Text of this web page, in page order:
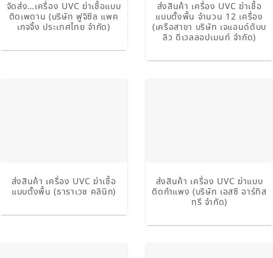
จัดส่ง…เครื่อง UVC ฆ่าเชื้อแบบ
ติดเพดาน (บริษัท ฟูจิซีล แพค
เกจจิ้ง ประเทศไทย จำกัด)
ส่งสินค้า เครื่อง UVC ฆ่าเชื้อ
แบบตั้งพื้น จำนวน 12 เครื่อง
(เครือสาขา บริษัท เจแอนด์ดับบ
ลิว ดีเวลลอปเมนท์ จำกัด)
ส่งสินค้า เครื่อง UVC ฆ่าเชื้อ
แบบตั้งพื้น (ธาราเวช คลินิก)
ส่งสินค้า เครื่อง UVC ฆ่าแบบ
ติดกำแพง (บริษัท เอสซี อาร์ทิส
ทรี จำกัด)